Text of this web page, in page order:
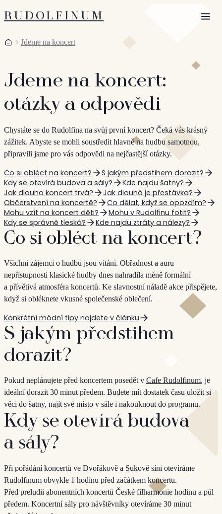
RUDOLFINUM
DomůJdeme na koncert
Jdeme na koncert:
otázky a odpovědi
Chystáte se do Rudolfina na svůj první koncert? Čeká vás krásný
zážitek. Abyste se mohli soustředit hlavně na hudbu samotnou,
připravili jsme pro vás odpovědi na nejčastější otázky.
Co si obléct na koncert?
S jakým předstihem dorazit?
Kdy se otevírá budova a sály?
Kde najdu šatny?
Jak dlouho koncert trvá?
Jak dlouhá je přestávka?
Občerstvení na koncertě?
Co dělat, když se opozdím?
Mohu vzít na koncert děti?
Mohu v Rudolfinu fotit?
Kdy se správně tleská?
Kde najdu ztráty a nálezy?
Co si obléct na koncert?
Všichni zájemci o hudbu jsou vítáni. Obřadnost a auru
nepřístupnosti klasické hudby dnes nahradila méně formální
a přívětivá atmosféra koncertů. Ke slavnostní náladě akce přispějete,
když si obléknete vkusné společenské oblečení.
Konkrétní módní tipy najdete v článku
S jakým předstihem
dorazit?
Pokud neplánujete před koncertem posedět v Cafe Rudolfinum, je
ideální dorazit 30 minut předem. Budete mít dostatek času uložit si
věci do šatny, najít své místo v sále i nakouknout do programu.
Kdy se otevírá budova
a sály?
Při pořádání koncertů ve Dvořákově a Sukově síni otevíráme
Rudolfinum obvykle 1 hodinu před začátkem koncertu.
Před preludii abonentních koncertů České filharmonie hodinu a půl
předem. Koncertní sály pro návštěvníky otevíráme 30 minut